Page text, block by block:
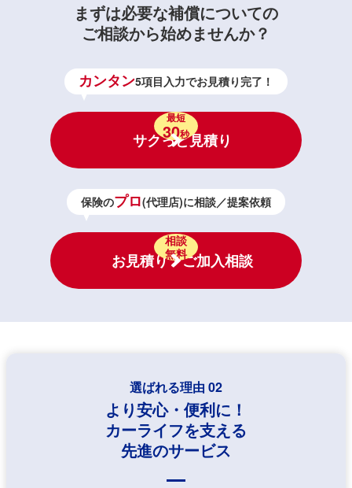
まずは必要な補償についての
ご相談から始めませんか？
カンタン5項目入力でお見積り完了！
最短
30秒
サクっと見積り
保険のプロ(代理店)に相談／提案依頼
相談
無料
お見積り・ご加入相談
選ばれる理由 02
より安心・便利に！
カーライフを支える
先進のサービス